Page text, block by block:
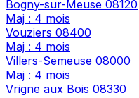
Bogny-sur-Meuse 08120
Maj : 4 mois
Vouziers 08400
Maj : 4 mois
Villers-Semeuse 08000
Maj : 4 mois
Vrigne aux Bois 08330